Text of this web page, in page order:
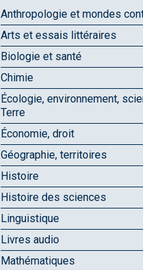
Anthropologie et mondes
Arts et essais littéraires
Biologie et santé
Chimie
Écologie, environnement,
Terre
Économie, droit
Géographie, territoires
Histoire
Histoire des sciences
Linguistique
Livres audio
Mathématiques